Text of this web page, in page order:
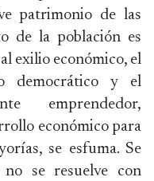
patrimonio de las
de la población es
exilio económico, el
democrático y el
emprendedor,
económico para
se esfuma. Se
se resuelve con